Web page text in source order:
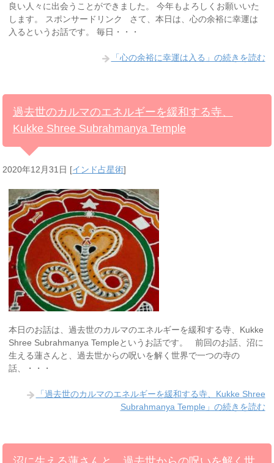
良い人々に出会うことができました。 今年もよろしくお願いいた
します。 スポンサードリンク さて、本日は、心の余裕に幸運は
入るというお話です。 毎日・・・
「心の余裕に幸運は入る」の続きを読む
過去世のカルマのエネルギーを緩和する寺、
Kukke Shree Subrahmanya Temple
2020年12月31日 [インド占星術]
本日のお話は、過去世のカルマのエネルギーを緩和する寺、Kukke
Shree Subrahmanya Templeというお話です。 前回のお話、沼に
生える蓮さんと、過去世からの呪いを解く世界で一つの寺の
話、・・・
「過去世のカルマのエネルギーを緩和する寺、Kukke Shree
Subrahmanya Temple」の続きを読む